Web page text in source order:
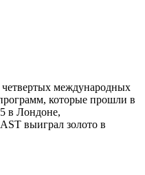
международных
которые прошли в
в Лондоне,
выиграл золото в